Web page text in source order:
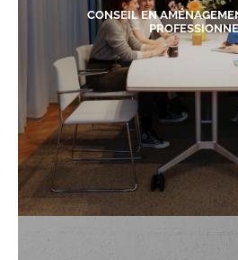
CONSEIL EN